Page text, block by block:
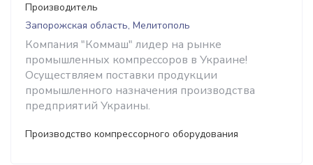
Производитель
Запорожская область, Мелитополь
Компания "Коммаш" лидер на рынке
промышленных компрессоров в Украине!
Осуществляем поставки продукции
промышленного назначения производства
предприятий Украины.
Производство компрессорного оборудования